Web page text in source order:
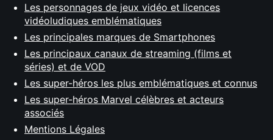
Les personnages de jeux vidéo et licences
vidéoludiques emblématiques
Les principales marques de Smartphones
Les principaux canaux de streaming (films et
séries) et de VOD
Les super-héros les plus emblématiques et connus
Les super-héros Marvel célèbres et acteurs
associés
Mentions Légales